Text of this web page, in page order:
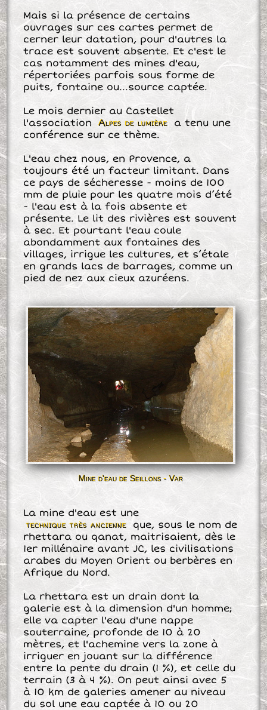
Mais si la présence de certains
ouvrages sur ces cartes permet de
cerner leur datation, pour d'autres la
trace est souvent absente. Et c'est le
cas notamment des mines d'eau,
répertoriées parfois sous forme de
puits, fontaine ou...source captée.
Le mois dernier au Castellet
l'association
Alpes de lumière a tenu une
conférence sur ce thème.
L'eau chez nous, en Provence, a
toujours été un facteur limitant. Dans
ce pays de sécheresse - moins de 100
mm de pluie pour les quatre mois d’été
- l'eau est à la fois absente et
présente. Le lit des rivières est souvent
à sec. Et pourtant l'eau coule
abondamment aux fontaines des
villages, irrigue les cultures, et s’étale
en grands lacs de barrages, comme un
pied de nez aux cieux azuréens.
Mine d'eau de Seillons - Var
La mine d'eau est une
technique très ancienne que, sous le nom de
rhettara ou qanat, maitrisaient, dès le
1er millénaire avant JC, les civilisations
arabes du Moyen Orient ou berbères en
Afrique du Nord.
La rhettara est un drain dont la
galerie est à la dimension d'un homme;
elle va capter l'eau d'une nappe
souterraine, profonde de 10 à 20
mètres, et l'achemine vers la zone à
irriguer en jouant sur la différence
entre la pente du drain (1 %), et celle du
terrain (3 à 4 %). On peut ainsi avec 5
à 10 km de galeries amener au niveau
du sol une eau captée à 10 ou 20